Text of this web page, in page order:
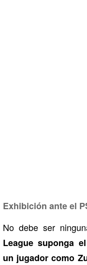
Exhibición ante el
No debe ser
League suponga
un jugador como